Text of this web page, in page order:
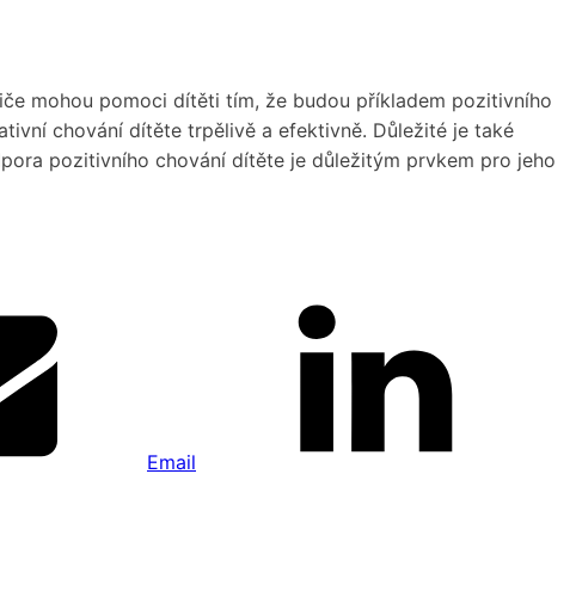
mohou pomoci dítěti tím, že budou příkladem pozitivního
chování dítěte trpělivě a efektivně. Důležité je také
pozitivního chování dítěte je důležitým prvkem pro jeho
Email